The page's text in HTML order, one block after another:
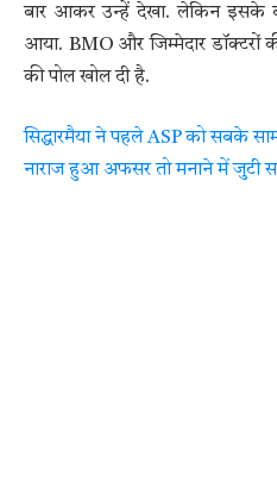
बार आकर उन्हें देखा. लेकिन
आया. BMO और जिम्मेदार डॉक्टरों
की पोल खोल दी है.
सिद्धारमैया ने पहले ASP को सबके
नाराज हुआ अफसर तो मनाने में जुटी